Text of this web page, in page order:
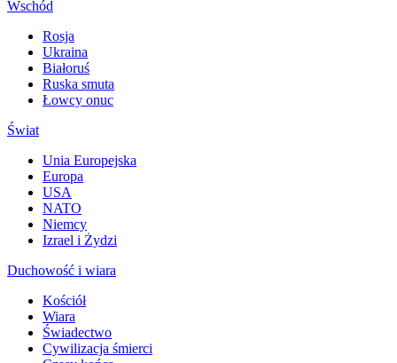
Wschód
Rosja
Ukraina
Białoruś
Ruska smuta
Łowcy onuc
Świat
Unia Europejska
Europa
USA
NATO
Niemcy
Izrael i Żydzi
Duchowość i wiara
Kościół
Wiara
Świadectwo
Cywilizacja śmierci